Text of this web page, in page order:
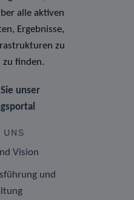
alle aktiven
Ergebnisse,
zu
zu finden.
unser
UNS
Vision
und